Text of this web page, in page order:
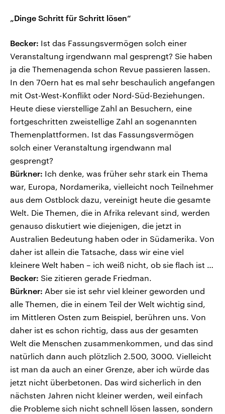
„Dinge Schritt für Schritt lösen“
Becker: Ist das Fassungsvermögen solch einer
Veranstaltung irgendwann mal gesprengt? Sie haben
ja die Themenagenda schon Revue passieren lassen.
In den 70ern hat es mal sehr beschaulich angefangen
mit Ost-West-Konflikt oder Nord-Süd-Beziehungen.
Heute diese vierstellige Zahl an Besuchern, eine
fortgeschritten zweistellige Zahl an sogenannten
Themenplattformen. Ist das Fassungsvermögen
solch einer Veranstaltung irgendwann mal
gesprengt?
Bürkner: Ich denke, was früher sehr stark ein Thema
war, Europa, Nordamerika, vielleicht noch Teilnehmer
aus dem Ostblock dazu, vereinigt heute die gesamte
Welt. Die Themen, die in Afrika relevant sind, werden
genauso diskutiert wie diejenigen, die jetzt in
Australien Bedeutung haben oder in Südamerika. Von
daher ist allein die Tatsache, dass wir eine viel
kleinere Welt haben – ich weiß nicht, ob sie flach ist …
Becker: Sie zitieren gerade Friedman.
Bürkner: Aber sie ist sehr viel kleiner geworden und
alle Themen, die in einem Teil der Welt wichtig sind,
im Mittleren Osten zum Beispiel, berühren uns. Von
daher ist es schon richtig, dass aus der gesamten
Welt die Menschen zusammenkommen, und das sind
natürlich dann auch plötzlich 2.500, 3000. Vielleicht
ist man da auch an einer Grenze, aber ich würde das
jetzt nicht überbetonen. Das wird sicherlich in den
nächsten Jahren nicht kleiner werden, weil einfach
die Probleme sich nicht schnell lösen lassen, sondern